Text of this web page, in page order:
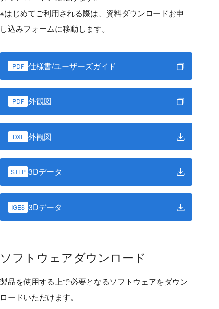
※はじめてご利用される際は、資料ダウンロードお申
し込みフォームに移動します。
PDF 仕様書/ユーザーズガイド
PDF 外観図
DXF 外観図
STEP 3Dデータ
IGES 3Dデータ
ソフトウェアダウンロード
製品を使用する上で必要となるソフトウェアをダウン
ロードいただけます。